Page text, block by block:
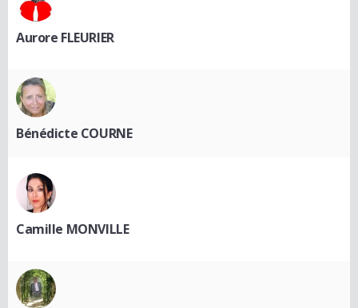
Aurore FLEURIER
Bénédicte COURNE
Camille MONVILLE